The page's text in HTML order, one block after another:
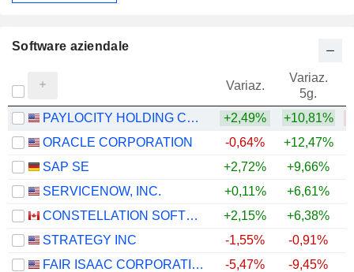
Software aziendale
Variaz.
Variaz.
5g.
PAYLOCITY HOLDING CORPORATION +2,49% +10,81%
ORACLE CORPORATION
-0,64% +12,47%
SAP SE
+2,72% +9,66%
SERVICENOW, INC.
+0,11% +6,61%
CONSTELLATION SOFTWARE INC.
+2,15% +6,38%
STRATEGY INC
-1,55% -0,91%
FAIR ISAAC CORPORATION
-5,47% -9,45%